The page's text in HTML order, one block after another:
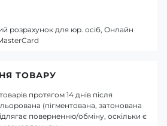
розрахунок для юр. осіб, Онлайн
ТОВАРУ
протягом 14 днів після
(пігментована, затонована
поверненню/обміну, оскільки є